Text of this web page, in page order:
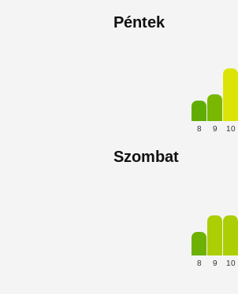
Péntek
8 9 10
Szombat
8 9 10